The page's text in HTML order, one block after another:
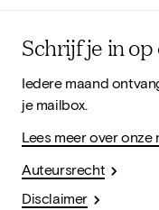
Schrijf je in
Iedere maand
je mailbox.
Lees meer over onze
Auteursrecht
Disclaimer